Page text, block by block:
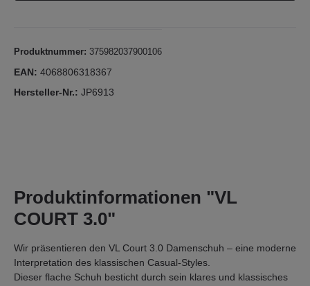
Produktnummer: 375982037900106
EAN: 4068806318367
Hersteller-Nr.: JP6913
Produktinformationen "VL
COURT 3.0"
Wir präsentieren den VL Court 3.0 Damenschuh – eine moderne
Interpretation des klassischen Casual-Styles.
Dieser flache Schuh besticht durch sein klares und klassisches